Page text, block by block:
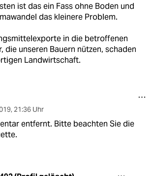
ist das ein Fass ohne Boden und
das kleinere Problem.
in die betroffenen
die unseren Bauern nützen, schaden
Landwirtschaft.
, 21:36 Uhr
entfernt. Bitte beachten Sie die